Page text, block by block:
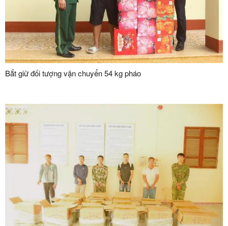
Bắt giữ đối tượng vận chuyển 54 kg pháo